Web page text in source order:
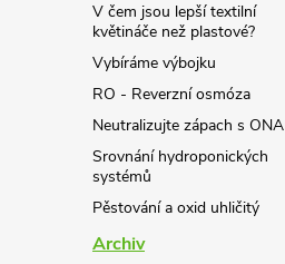
V čem jsou lepší textilní
květináče než plastové?
Vybíráme výbojku
RO - Reverzní osmóza
Neutralizujte zápach s ONA
Srovnání hydroponických
systémů
Pěstování a oxid uhličitý
Archiv